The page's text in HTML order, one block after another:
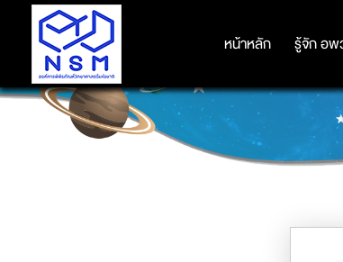
หน้าหลัก รู้จัก อพ
หน้าหลัก รู้จัก อพ